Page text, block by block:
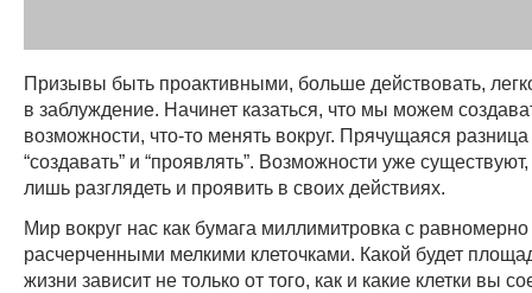
Призывы быть проактивными, больше действовать,
в заблуждение. Начинет казаться, что мы можем
возможности, что-то менять вокруг. Прячущаяся
“создавать” и “проявлять”. Возможности уже
лишь разглядеть и проявить в своих действиях.
Мир вокруг нас как бумага миллимитровка с равномерно
расчерченными мелкими клеточками. Какой будет
жизни зависит не только от того, как и какие клетки вы